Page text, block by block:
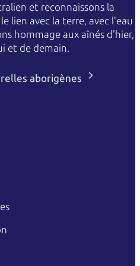
et reconnaissons la
lien avec la terre, avec l'eau
hommage aux aînés d'hier,
et de demain.
aborigènes